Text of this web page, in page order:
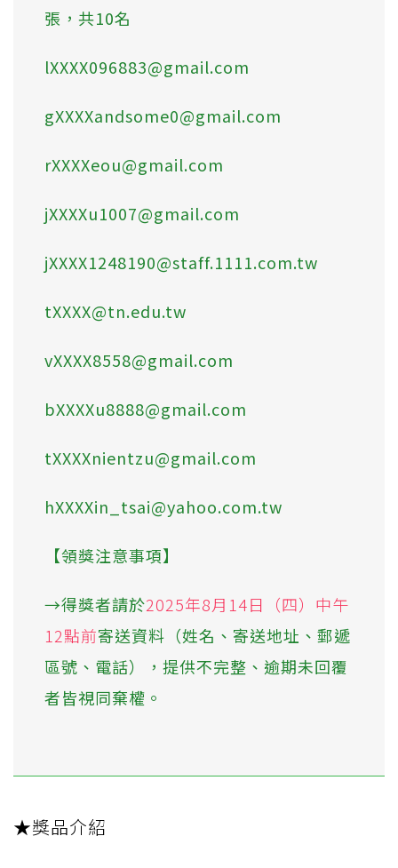
張，共10名
lXXXX096883@gmail.com
gXXXXandsome0@gmail.com
rXXXXeou@gmail.com
jXXXXu1007@gmail.com
jXXXX1248190@staff.1111.com.tw
tXXXX@tn.edu.tw
vXXXX8558@gmail.com
bXXXXu8888@gmail.com
tXXXXnientzu@gmail.com
hXXXXin_tsai@yahoo.com.tw
【領獎注意事項】
→得獎者請於2025年8月14日（四）中午
12點前寄送資料（姓名、寄送地址、郵遞
區號、電話），提供不完整、逾期未回覆
者皆視同棄權。
★獎品介紹